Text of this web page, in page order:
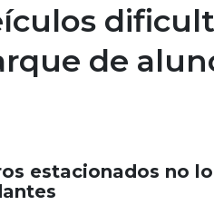
de
estacionados no